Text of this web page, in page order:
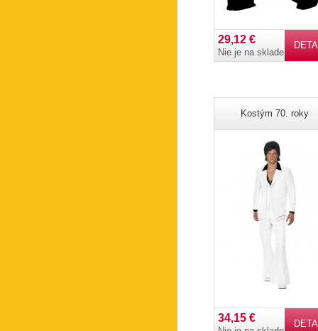
29,12 €
Nie je na sklade
Kostým 70. roky
34,15 €